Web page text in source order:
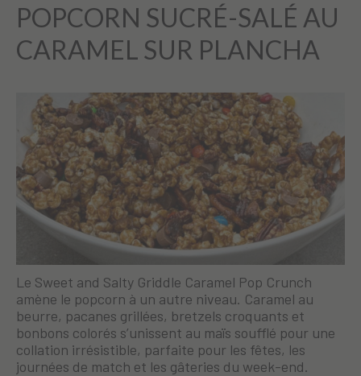
POPCORN SUCRÉ-SALÉ AU
CARAMEL SUR PLANCHA
Le Sweet and Salty Griddle Caramel Pop Crunch
amène le popcorn à un autre niveau. Caramel au
beurre, pacanes grillées, bretzels croquants et
bonbons colorés s’unissent au maïs soufflé pour une
collation irrésistible, parfaite pour les fêtes, les
journées de match et les gâteries du week-end.